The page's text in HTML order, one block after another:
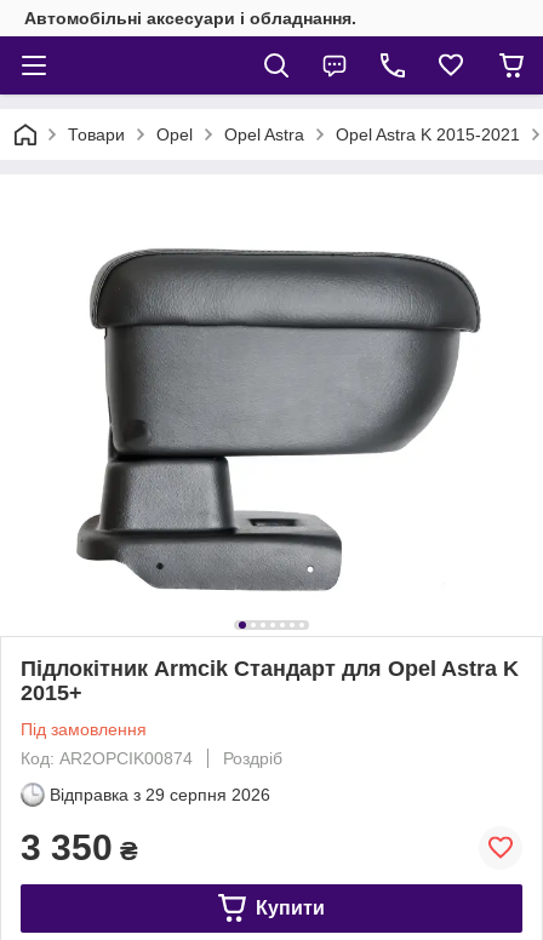
Автомобільні аксесуари і обладнання.
Товари Opel Opel Astra Opel Astra K 2015-2021
Підлокітник Armcik Стандарт для Opel Astra K
2015+
Під замовлення
Код: AR2OPCIK00874
Роздріб
Відправка з 29 серпня 2026
3 350 ₴
Купити